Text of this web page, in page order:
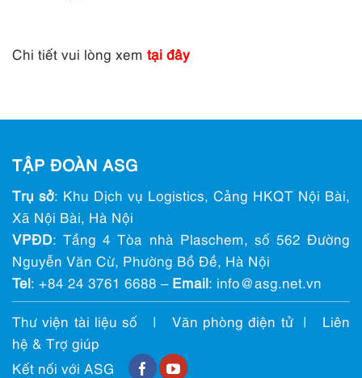
Chi tiết vui lòng xem tại đây
TẬP ĐOÀN ASG
Trụ sở: Khu Dịch vụ Logistics, Cảng HKQT Nội Bài,
Xã Nội Bài, Hà Nội
VPĐD: Tầng 4 Tòa nhà Plaschem, số 562 Đường
Nguyễn Văn Cừ, Phường Bồ Đề, Hà Nội
Tel: +84 24 3761 6688 – Email: info@ asg.net.vn
Thư viện tài liệu số | Văn phòng điện tử|
Liên
hệ & Trợ giúp
Kết nối với ASG